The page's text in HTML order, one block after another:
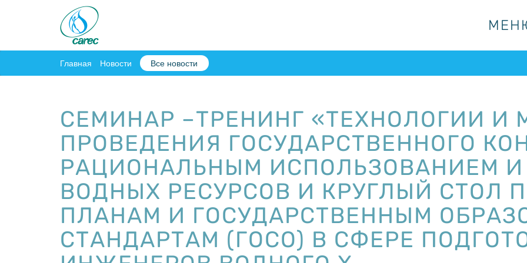
Главная Новости Все новости
СЕМИНАР –ТРЕНИНГ «ТЕХНОЛОГИИ И
ПРОВЕДЕНИЯ ГОСУДАРСТВЕННОГО
РАЦИОНАЛЬНЫМ ИСПОЛЬЗОВАНИЕМ И
ВОДНЫХ РЕСУРСОВ И КРУГЛЫЙ СТОЛ
ПЛАНАМ И ГОСУДАРСТВЕННЫМ
СТАНДАРТАМ (ГОСО) В СФЕРЕ